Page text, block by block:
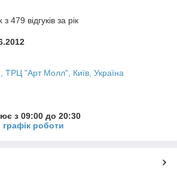
479 відгуків за рік
ТРЦ "Арт Молл", Київ, Україна
з 09:00 до 20:30
роботи